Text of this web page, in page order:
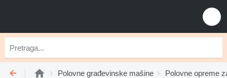
Polovne građevinske mašine Polovne opreme